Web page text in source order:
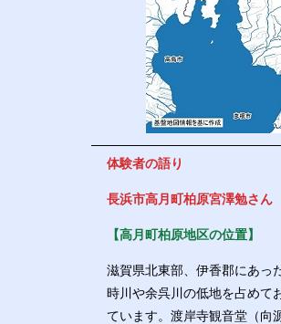
体験者の語り
長浜市高月町柏原宮澤勉さん
【高月町柏原地区の位置】
滋賀県北東部、伊香郡にあっ
時川や余呉川の低地を占めて
ています。渡岸寺観音堂（向